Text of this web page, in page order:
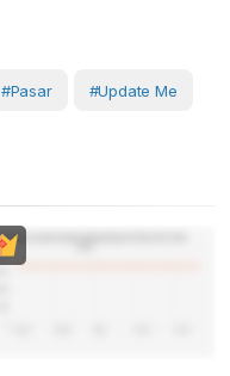
#Pasar #Update Me